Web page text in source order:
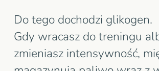
Do tego dochodzi glikogen.
Gdy wracasz do treningu
zmieniasz intensywność,